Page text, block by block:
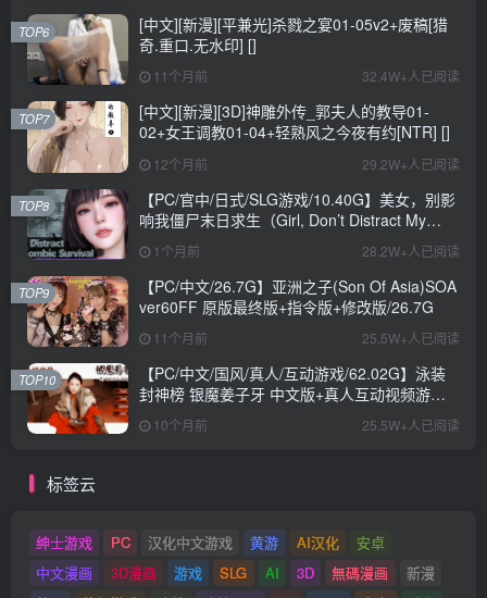
[中文][新漫][平兼光]杀戮之宴01-05v2+废稿[猎
奇.重口.无水印] []
11个月前 32.4W+人已阅读
TOP6
[中文][新漫][3D]神雕外传_郭夫人的教导01-
02+女王调教01-04+轻熟风之今夜有约[NTR] []
12个月前 29.2W+人已阅读
TOP7
【PC/官中/日式/SLG游戏/10.40G】美女，别影
响我僵尸末日求生（Girl, Don’t Distract My
Zombie Survival）官中步兵版+日式SLG游戏
+10.40G
1个月前 28.2W+人已阅读
TOP8
【PC/中文/26.7G】亚洲之子(Son Of Asia)SOA
ver60FF 原版最终版+指令版+修改版/26.7G
11个月前 25.5W+人已阅读
TOP9
【PC/中文/国风/真人/互动游戏/62.02G】泳装
封神榜 银魔姜子牙 中文版+真人互动视频游戏
+62.02G
10个月前 25.5W+人已阅读
TOP10
标签云
绅士游戏 PC 汉化中文游戏 黄游 AI汉化
安卓
中文漫画
3D漫画 游戏 SLG AI 3D 無碼漫画
新漫